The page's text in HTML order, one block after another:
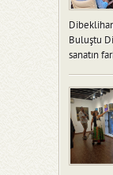
Buluştu
sanatın